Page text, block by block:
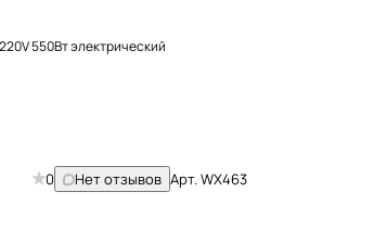
550Вт электрический
0 Нет отзывов Арт.WX463